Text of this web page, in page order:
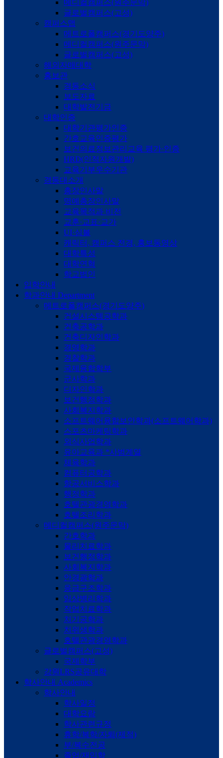
메디컬캠퍼스(원주문막)
글로벌캠퍼스(고성)
캠퍼스맵
메트로폴캠퍼스(경기도양주)
메디컬캠퍼스(원주문막)
글로벌캠퍼스(고성)
해외자매대학
홍보관
경동소식
보도자료
대학발전기금
대학인증
대학기관평가인증
간호교육인증평가
보건의료정보관리교육 평가·인증
HRD(인적자원개발)
교육기부우수기관
경동대소개
총장인사말
명예총장인사말
교육목적과 비전
교훈·교표·교가
UI·심볼
캐릭터, 캠퍼스 전경, 홍보동영상
대학특성
대학연혁
학교법인
입학안내
학과안내 Department
메트로폴캠퍼스(경기도양주)
건설시스템공학과
건축공학과
건축디자인학과
경영학과
경찰학과
국제융합학부
군사학과
디자인학과
보건행정학과
사회복지학과
소프트웨어융합보안학과(소프트웨어학과)
스포츠마케팅학과
외식사업학과
유아교육과 *사범계열
체육학과
컴퓨터공학과
항공서비스학과
행정학과
호텔관광경영학과
호텔조리학과
메디컬캠퍼스(원주문막)
간호학과
물리치료학과
보건행정학과
사회복지학과
안경광학과
응급구조학과
임상병리학과
작업치료학과
치기공학과
치위생학과
호텔관광경영학과
글로벌캠퍼스(고성)
국제학부
강원LRS공유대학
학사안내 Academics
학사안내
학사일정
대학요람
학사관련규정
휴학/복학/자퇴(제적)
부/복수전공
졸업/재입학